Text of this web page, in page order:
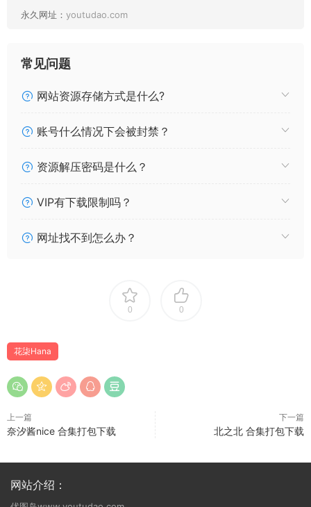
024 花柒Hana 魂魄妖梦cos夏版 [15P252MB]
023 花柒Hana 斯卡蒂泳装 [17P38MB]
021 花柒Hana 爱丽丝 [9P53MB]
019 花柒Hana 唐可可校服 [15P168MB]
017 花柒Hana 伊莉雅兔女郎[10P148MB]
015 花柒Hana 女仆[9P85MB]
013 花柒Hana 三亚熊之海军风泳装 [12P153MB]
011 花柒Hana 明日方舟w守夜冠军 [9P257MB]
008 花柒Hana 夏日甜芯泳装写真
007 花柒Hana 圣诞蕾姆cos
004 花柒Hana 火焰猫燐
002 花柒Hana 白雪姬泳装
永久网址： youtudao.com
常见问题
网站资源存储方式是什么?
账号什么情况下会被封禁？
资源解压密码是什么？
VIP有下载限制吗？
网址找不到怎么办？
0 0
花柒Hana
上一篇
奈汐酱nice 合集打包下载
下一篇
北之北 合集打包下载
网站介绍：